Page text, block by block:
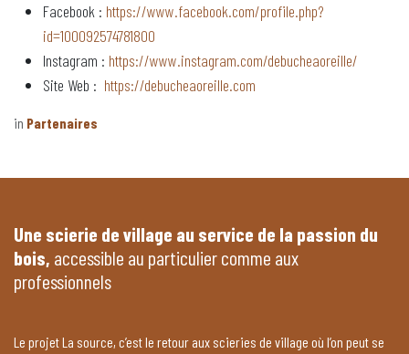
Facebook : https://www.facebook.com/profile.php?
id=100092574781800
Instagram : https://www.instagram.com/debucheaoreille/
Site Web : https://debucheaoreille.com
in Partenaires
Une scierie de village au service de la passion du
bois, accessible au particulier comme aux
professionnels
Le projet La source, c’est le retour aux scieries de village où l’on peut se